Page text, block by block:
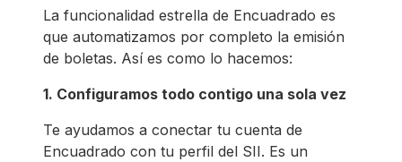
La funcionalidad estrella de Encuadrado es
que automatizamos por completo la emisión
de boletas. Así es como lo hacemos:
1. Configuramos todo contigo una sola vez
Te ayudamos a conectar tu cuenta de
Encuadrado con tu perfil del SII. Es un